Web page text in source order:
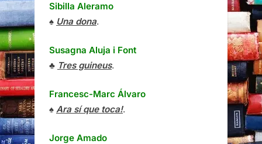
Sibilla Aleramo
♠ Una dona.
Susagna Aluja i Font
♣ Tres guineus.
Francesc-Marc Álvaro
♠ Ara sí que toca!.
Jorge Amado